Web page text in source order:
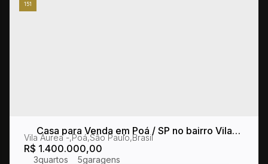
151
Casa para Venda em Poá / SP no bairro Vila
Áurea
R$ 1.400.000,00
Vila Áurea ,Poá,São Paulo,Brasil
3 5